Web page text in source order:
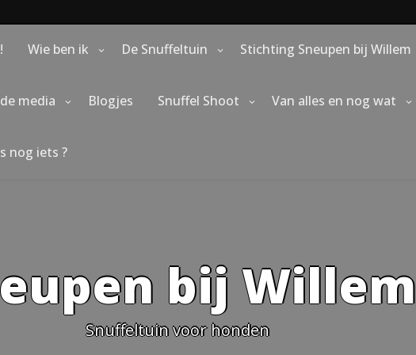
Wie ben ik De Snuffeltuin Stichting Sneupen bij Willem
media Blogjes Snuffel Shoot Van alles en nog wat
nog iets ?
bij Willem
Snuffeltuin voor honden